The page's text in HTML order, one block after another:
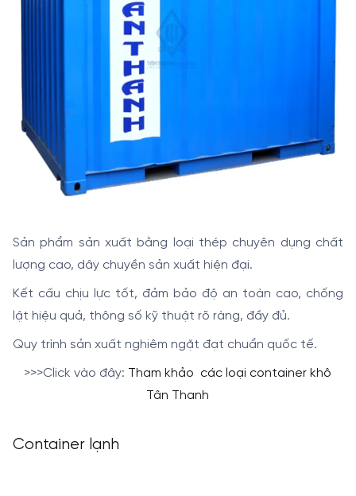
Sản phẩm sản xuất bằng loại thép chuyên dụng chất
lượng cao, dây chuyền sản xuất hiện đại.
Kết cấu chịu lực tốt, đảm bảo độ an toàn cao, chống
lật hiệu quả, thông số kỹ thuật rõ ràng, đầy đủ.
Quy trình sản xuất nghiêm ngặt đạt chuẩn quốc tế.
>>>Click vào đây: Tham khảo các loại container khô
Tân Thanh
Container lạnh